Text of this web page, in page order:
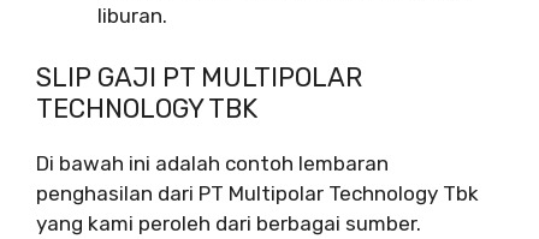
liburan.
SLIP GAJI PT MULTIPOLAR
TECHNOLOGY TBK
Di bawah ini adalah contoh lembaran
penghasilan dari PT Multipolar Technology Tbk
yang kami peroleh dari berbagai sumber.